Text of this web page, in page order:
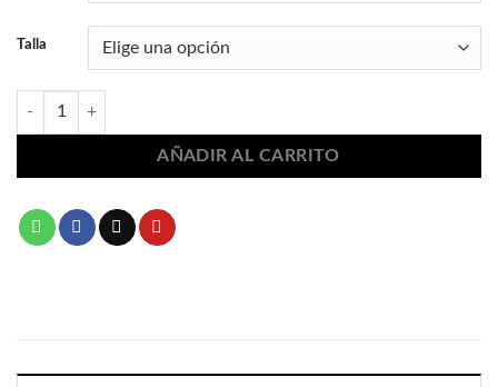
Talla
Maillot de ballet con manga 2360 cantidad
AÑADIR AL CARRITO